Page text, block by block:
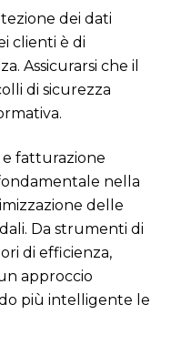
dei dati
clienti è di
Assicurarsi che il
di sicurezza
fatturazione
nella
delle
Da strumenti di
di efficienza,
approccio
più intelligente le